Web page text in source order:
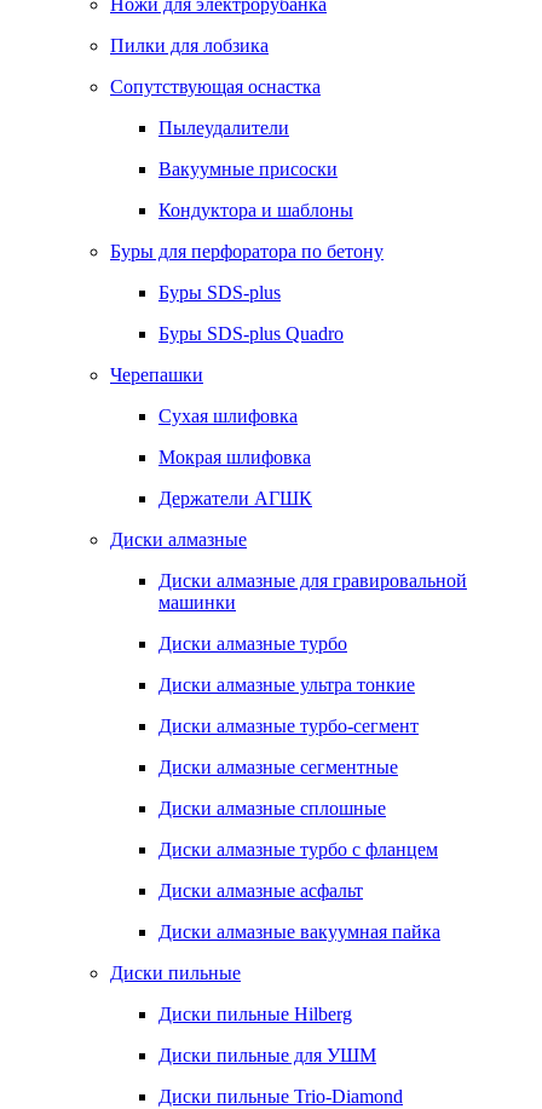
Ножи для электрорубанка
Пилки для лобзика
Сопутствующая оснастка
Пылеудалители
Вакуумные присоски
Кондуктора и шаблоны
Буры для перфоратора по бетону
Буры SDS-plus
Буры SDS-plus Quadro
Черепашки
Сухая шлифовка
Мокрая шлифовка
Держатели АГШК
Диски алмазные
Диски алмазные для гравировальной
машинки
Диски алмазные турбо
Диски алмазные ультра тонкие
Диски алмазные турбо-сегмент
Диски алмазные сегментные
Диски алмазные сплошные
Диски алмазные турбо с фланцем
Диски алмазные асфальт
Диски алмазные вакуумная пайка
Диски пильные
Диски пильные Hilberg
Диски пильные для УШМ
Диски пильные Trio-Diamond